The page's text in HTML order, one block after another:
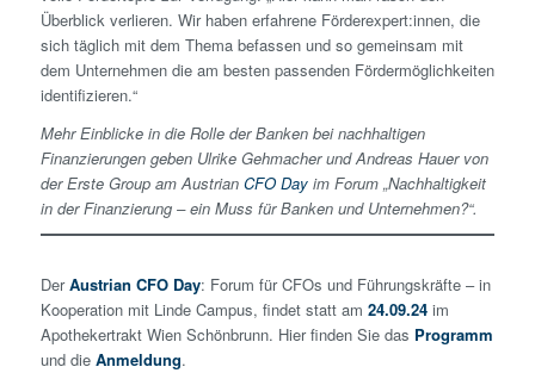
Überblick verlieren. Wir haben erfahrene Förderexpert:innen, die
sich täglich mit dem Thema befassen und so gemeinsam mit
dem Unternehmen die am besten passenden Fördermöglichkeiten
identifizieren.“
Mehr Einblicke in die Rolle der Banken bei nachhaltigen
Finanzierungen geben Ulrike Gehmacher und Andreas Hauer von
der Erste Group am Austrian CFO Dayim Forum „Nachhaltigkeit
in der Finanzierung – ein Muss für Banken und Unternehmen?“.
DerAustrian CFO Day: Forum für CFOs und Führungskräfte – in
Kooperation mit Linde Campus, findet statt am 24.09.24 im
Apothekertrakt Wien Schönbrunn. Hier finden Sie das Programm
und die Anmeldung.